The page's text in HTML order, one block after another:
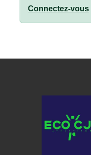
Connectez-vous